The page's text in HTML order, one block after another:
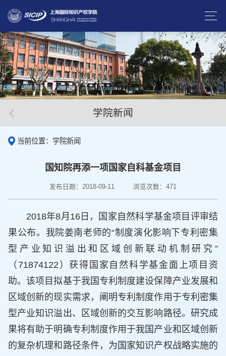
学院新闻
当前位置：学院新闻
国知院再添一项国家自科基金项目
发布日期：2018-09-11 浏览次数：471
2018年8月16日，国家自然科学基金项目评审结
果公布。我院姜南老师的“制度演化影响下专利密集
型产业知识溢出和区域创新联动机制研究”
（71874122）获得国家自然科学基金面上项目资
助。该项目拟基于我国专利制度建设保障产业发展和
区域创新的现实需求，阐明专利制度作用于专利密集
型产业知识溢出、区域创新的交互影响路径。研究成
果将有助于明确专利制度作用于我国产业和区域创新
的复杂机理和路径条件，为国家知识产权战略实施的